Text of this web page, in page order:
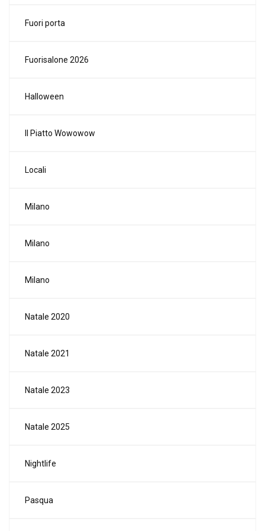
Fuori porta
Fuorisalone 2026
Halloween
Il Piatto Wowowow
Locali
Milano
Milano
Milano
Natale 2020
Natale 2021
Natale 2023
Natale 2025
Nightlife
Pasqua